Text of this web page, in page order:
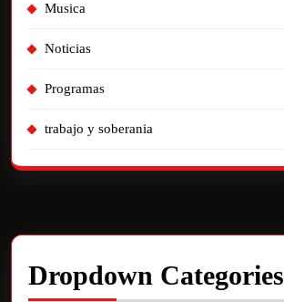
Musica
Noticias
Programas
trabajo y soberania
Dropdown Categories